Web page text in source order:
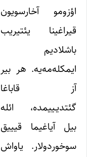
اؤزومو آخارسویون
قیراغینا یئتیریب
باشلادیم
ایمکله‌مه‌یه. هر بیر
آز قاباغا
گئتدیـییمده، ائله
بیل آیاغیما قیییق
سوخوردولار. یاواش